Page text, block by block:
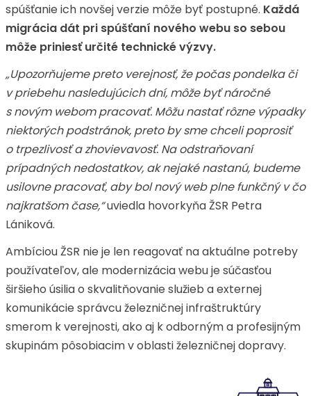
spúšťanie ich novšej verzie môže byť postupné. Každá
migrácia dát pri spúšťaní nového webu so sebou
môže priniesť určité technické výzvy.
„Upozorňujeme preto verejnosť, že počas pondelka či
v priebehu nasledujúcich dní, môže byť náročné
s novým webom pracovať. Môžu nastať rôzne výpadky
niektorých podstránok, preto by sme chceli poprosiť
o trpezlivosť a zhovievavosť. Na odstraňovaní
prípadných nedostatkov, ak nejaké nastanú, budeme
usilovne pracovať, aby bol nový web plne funkčný v čo
najkratšom čase,“uviedla hovorkyňa ŽSR Petra
Lániková.
Ambíciou ŽSR nie je len reagovať na aktuálne potreby
používateľov, ale modernizácia webu je súčasťou
širšieho úsilia o skvalitňovanie služieb a externej
komunikácie správcu železničnej infraštruktúry
smerom k verejnosti, ako aj k odborným a profesijným
skupinám pôsobiacim v oblasti železničnej dopravy.